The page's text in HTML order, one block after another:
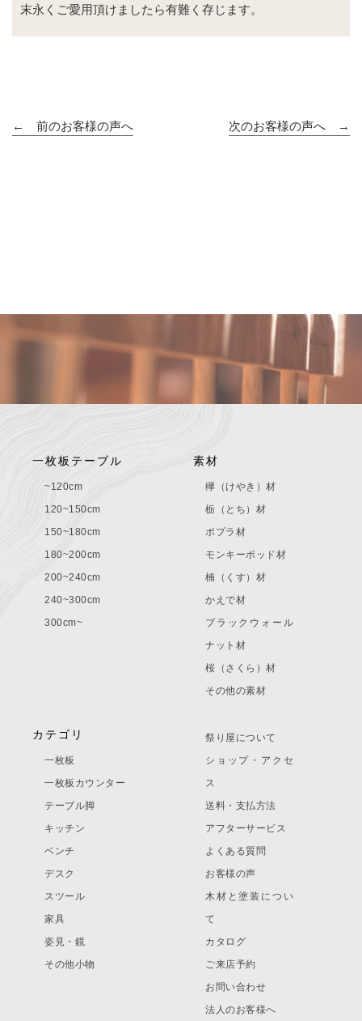
末永くご愛用頂けましたら有難く存じます。
← 前のお客様の声へ 次のお客様の声へ →
一枚板テーブル
~120cm
120~150cm
150~180cm
180~200cm
200~240cm
240~300cm
300cm~
素材
欅（けやき）材
栃（とち）材
ポプラ材
モンキーポッド材
楠（くす）材
かえで材
ブラックウォール
ナット材
桜（さくら）材
その他の素材
カテゴリ
一枚板
一枚板カウンター
テーブル脚
キッチン
ベンチ
デスク
スツール
家具
姿見・鏡
その他小物
祭り屋について
ショップ・アクセ
ス
送料・支払方法
アフターサービス
よくある質問
お客様の声
木材と塗装につい
て
カタログ
ご来店予約
お問い合わせ
法人のお客様へ